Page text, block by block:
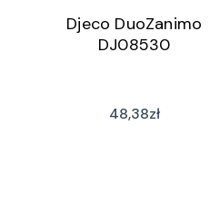
Djeco DuoZanimo
DJ08530
48,38zł